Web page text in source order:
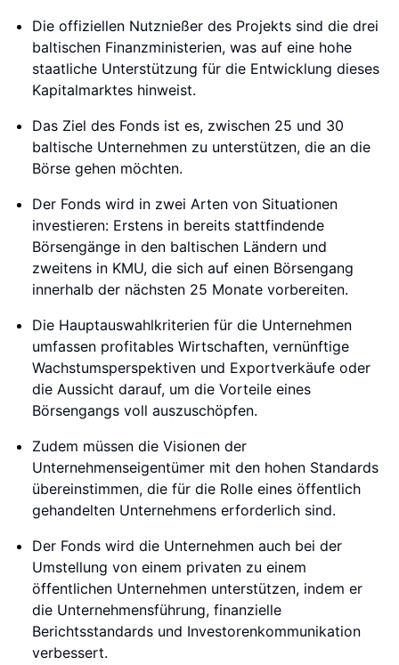
Die offiziellen Nutznießer des Projekts sind die drei
baltischen Finanzministerien, was auf eine hohe
staatliche Unterstützung für die Entwicklung dieses
Kapitalmarktes hinweist.
Das Ziel des Fonds ist es, zwischen 25 und 30
baltische Unternehmen zu unterstützen, die an die
Börse gehen möchten.
Der Fonds wird in zwei Arten von Situationen
investieren: Erstens in bereits stattfindende
Börsengänge in den baltischen Ländern und
zweitens in KMU, die sich auf einen Börsengang
innerhalb der nächsten 25 Monate vorbereiten.
Die Hauptauswahlkriterien für die Unternehmen
umfassen profitables Wirtschaften, vernünftige
Wachstumsperspektiven und Exportverkäufe oder
die Aussicht darauf, um die Vorteile eines
Börsengangs voll auszuschöpfen.
Zudem müssen die Visionen der
Unternehmenseigentümer mit den hohen Standards
übereinstimmen, die für die Rolle eines öffentlich
gehandelten Unternehmens erforderlich sind.
Der Fonds wird die Unternehmen auch bei der
Umstellung von einem privaten zu einem
öffentlichen Unternehmen unterstützen, indem er
die Unternehmensführung, finanzielle
Berichtsstandards und Investorenkommunikation
verbessert.